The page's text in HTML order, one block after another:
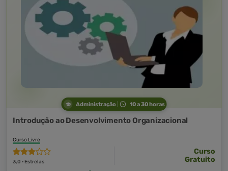
Administração 10 a 30 horas
Introdução ao Desenvolvimento Organizacional
Curso Livre
3,0 · Estrelas
Curso
Gratuito